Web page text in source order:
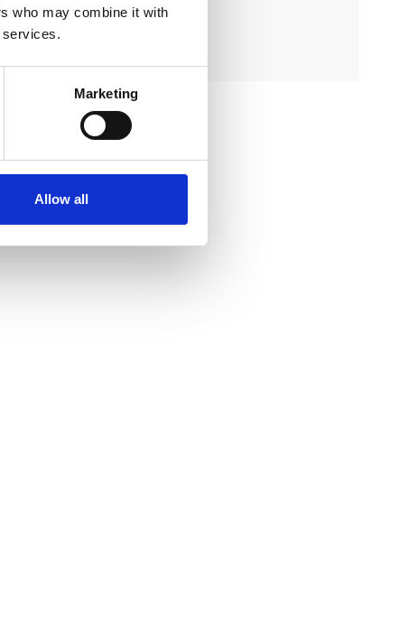
who may combine it with
services.
Marketing
Allow all